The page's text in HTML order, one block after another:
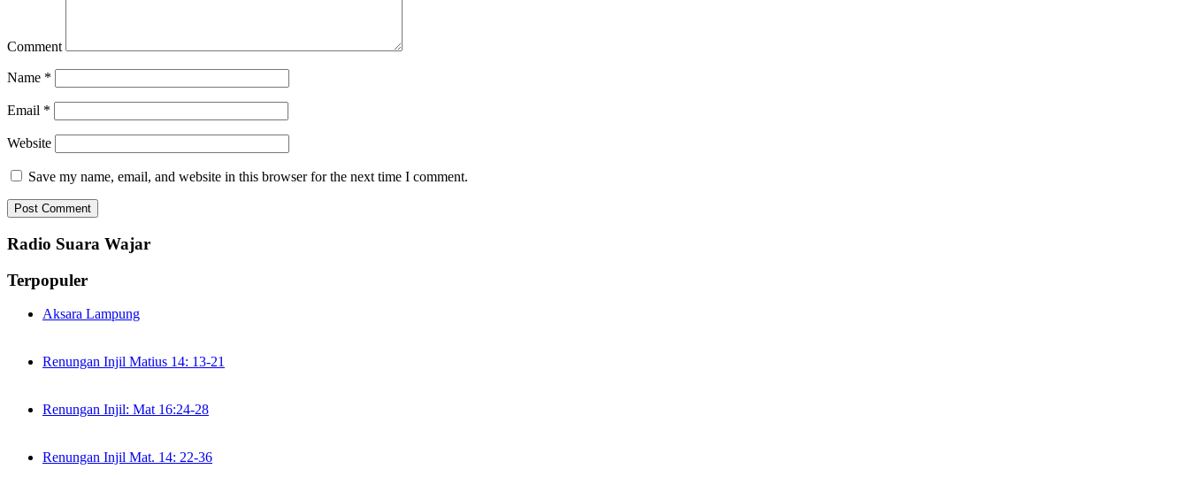
Comment
Name *
Email *
Website
Save my name, email, and website in this browser for the next time I comment.
Radio Suara Wajar
Terpopuler
Aksara Lampung
Renungan Injil Matius 14: 13-21
Renungan Injil: Mat 16:24-28
Renungan Injil Mat. 14: 22-36